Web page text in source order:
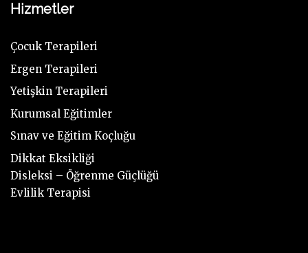
Hizmetler
Çocuk Terapileri
Ergen Terapileri
Yetişkin Terapileri
Kurumsal Eğitimler
Sınav ve Eğitim Koçluğu
Dikkat Eksikliği
Disleksi – Öğrenme Güçlüğü
Evlilik Terapisi